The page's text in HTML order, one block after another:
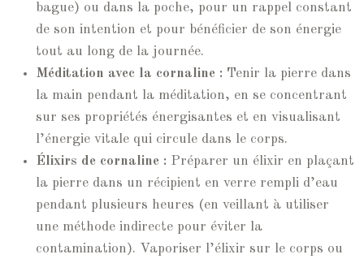
bague) ou dans la poche, pour un rappel constant
de son intention et pour bénéficier de son énergie
tout au long de la journée.
Méditation avec la cornaline : Tenir la pierre dans
la main pendant la méditation, en se concentrant
sur ses propriétés énergisantes et en visualisant
l’énergie vitale qui circule dans le corps.
Élixirs de cornaline : Préparer un élixir en plaçant
la pierre dans un récipient en verre rempli d’eau
pendant plusieurs heures (en veillant à utiliser
une méthode indirecte pour éviter la
contamination). Vaporiser l’élixir sur le corps ou